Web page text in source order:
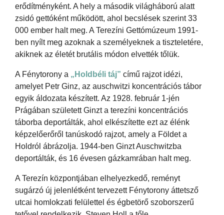
erődítményként. A hely a második világháború alatt
zsidó gettóként működött, ahol becslések szerint 33
000 ember halt meg. A Terezíni Gettómúzeum 1991-
ben nyílt meg azoknak a személyeknek a tiszteletére,
akiknek az életét brutális módon elvették tőlük.
A Fénytorony a „Holdbéli táj” című rajzot idézi,
amelyet Petr Ginz, az auschwitzi koncentrációs tábor
egyik áldozata készített. Az 1928. február 1-jén
Prágában született Ginzt a terezíni koncentrációs
táborba deportálták, ahol elkészítette ezt az élénk
képzelőerőről tanúskodó rajzot, amely a Földet a
Holdról ábrázolja. 1944-ben Ginzt Auschwitzba
deportálták, és 16 évesen gázkamrában halt meg.
A Terezín központjában elhelyezkedő, reményt
sugárzó új jelenlétként tervezett Fénytorony áttetsző
utcai homlokzati felülettel és égbetörő szoborszerű